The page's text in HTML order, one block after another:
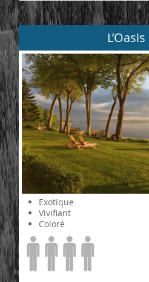
L’Oasis
Exotique
Vivifiant
Coloré